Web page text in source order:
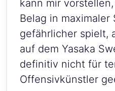
kann mir
Belag in maximaler
gefährlicher spielt,
auf dem Yasaka
definitiv nicht für
Offensivkünstler